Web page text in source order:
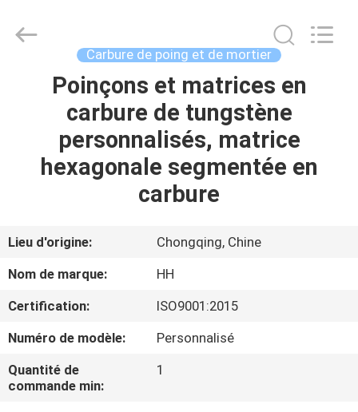
MAISON
PRODUITS
AU
SUJET
NOUS
VISITE
D'USINE
Precision
Carbure de poing et de mortier
Poinçons et matrices en
carbure de tungstène
personnalisés, matrice
hexagonale segmentée en
carbure
Lieu d'origine:
Chongqing, Chine
Nom de marque:
HH
Certification:
ISO9001:2015
Numéro de modèle:
Personnalisé
Quantité de
commande min:
1